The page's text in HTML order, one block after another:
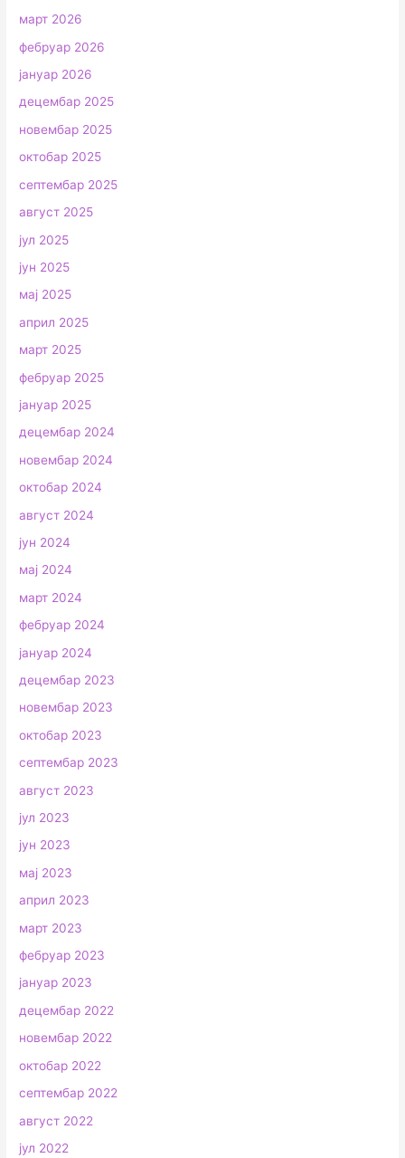
март 2026
фебруар 2026
јануар 2026
децембар 2025
новембар 2025
октобар 2025
септембар 2025
август 2025
јул 2025
јун 2025
мај 2025
април 2025
март 2025
фебруар 2025
јануар 2025
децембар 2024
новембар 2024
октобар 2024
август 2024
јун 2024
мај 2024
март 2024
фебруар 2024
јануар 2024
децембар 2023
новембар 2023
октобар 2023
септембар 2023
август 2023
јул 2023
јун 2023
мај 2023
април 2023
март 2023
фебруар 2023
јануар 2023
децембар 2022
новембар 2022
октобар 2022
септембар 2022
август 2022
јул 2022